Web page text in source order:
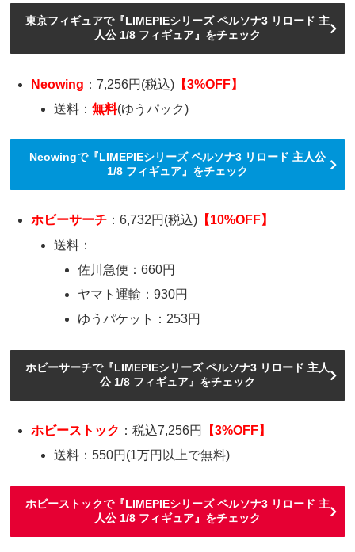
東京フィギュアで『LIMEPIEシリーズ ペルソナ3 リロード 主
人公 1/8 フィギュア』をチェック
Neowing ：7,256円(税込) 【3%OFF】
送料：無料(ゆうパック)
Neowingで『LIMEPIEシリーズ ペルソナ3 リロード 主人公
1/8 フィギュア』をチェック
ホビーサーチ ：6,732円(税込) 【10%OFF】
送料：
佐川急便：660円
ヤマト運輸：930円
ゆうパケット：253円
ホビーサーチで『LIMEPIEシリーズ ペルソナ3 リロード 主人
公 1/8 フィギュア』をチェック
ホビーストック ：税込7,256円
【3%OFF】
送料：550円(1万円以上で無料)
ホビーストックで『LIMEPIEシリーズ ペルソナ3 リロード 主
人公 1/8 フィギュア』をチェック